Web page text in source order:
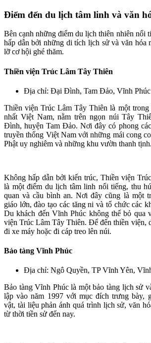
Điểm đến du lịch tâm linh và văn
Bên cạnh những điểm du lịch thiên nhiên nổi
hấp dẫn bởi những di tích lịch sử và văn hóa
lỡ cơ hội ghé thăm.
Thiền viện Trúc Lâm Tây Thiên
Địa chỉ: Đại Đình, Tam Đảo, Vĩnh Phúc
Thiền viện Trúc Lâm Tây Thiên là một
nhất Việt Nam, nằm trên ngọn núi Tây
Đình, huyện Tam Đảo. Nơi đây có phong
truyền thống Việt Nam với những mái cong
Phật uy nghiêm và những khu vườn thanh tịnh.
Không hấp dẫn bởi kiến trúc, Thiền viện
là một điểm du lịch tâm linh nổi tiếng, thu
quan và cầu bình an. Nơi đây cũng là một
giáo lớn, đào tạo các tăng ni và tổ chức các
Du khách đến Vĩnh Phúc không thể bỏ qua
viện Trúc Lâm Tây Thiên. Để đến thiền viện,
đi xe máy hoặc đi cáp treo lên núi.
Bảo tàng Vĩnh Phúc
Địa chỉ: Ngô Quyền, TP Vĩnh Yên,
Bảo tàng Vĩnh Phúc là một bảo tàng lịch sử
lập vào năm 1997 với mục đích trưng bày,
vật, tài liệu phản ánh quá trình lịch sử, văn
từ thời tiền sử đến nay.